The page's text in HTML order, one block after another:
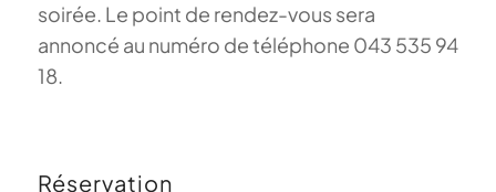
soirée. Le point de rendez-vous sera
annoncé au numéro de téléphone 043 535 94
18.
Réservation